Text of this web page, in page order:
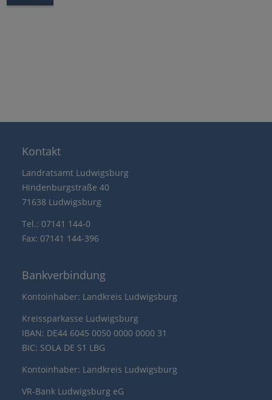
Kontakt
Landratsamt Ludwigsburg
Hindenburgstraße 40
71638 Ludwigsburg
Tel.: 07141 144-0
Fax: 07141 144-396
Bankverbindung
Kontoinhaber: Landkreis Ludwigsburg
Kreissparkasse Ludwigsburg
IBAN: DE44 6045 0050 0000 0000 31
BIC: SOLA DE S1 LBG
Kontoinhaber: Landkreis Ludwigsburg
VR-Bank Ludwigsburg eG